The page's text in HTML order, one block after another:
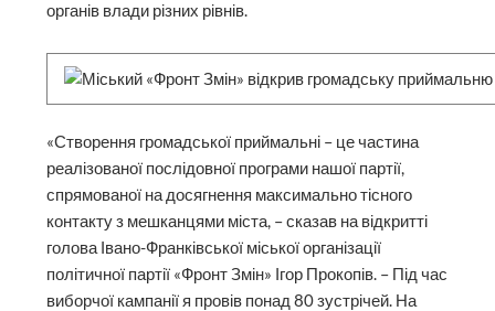
органів влади різних рівнів.
«Створення громадської приймальні – це частина
реалізованої послідовної програми нашої партії,
спрямованої на досягнення максимально тісного
контакту з мешканцями міста, – сказав на відкритті
голова Івано-Франківської міської організації
політичної партії «Фронт Змін» Ігор Прокопів. – Під час
виборчої кампанії я провів понад 80 зустрічей. На